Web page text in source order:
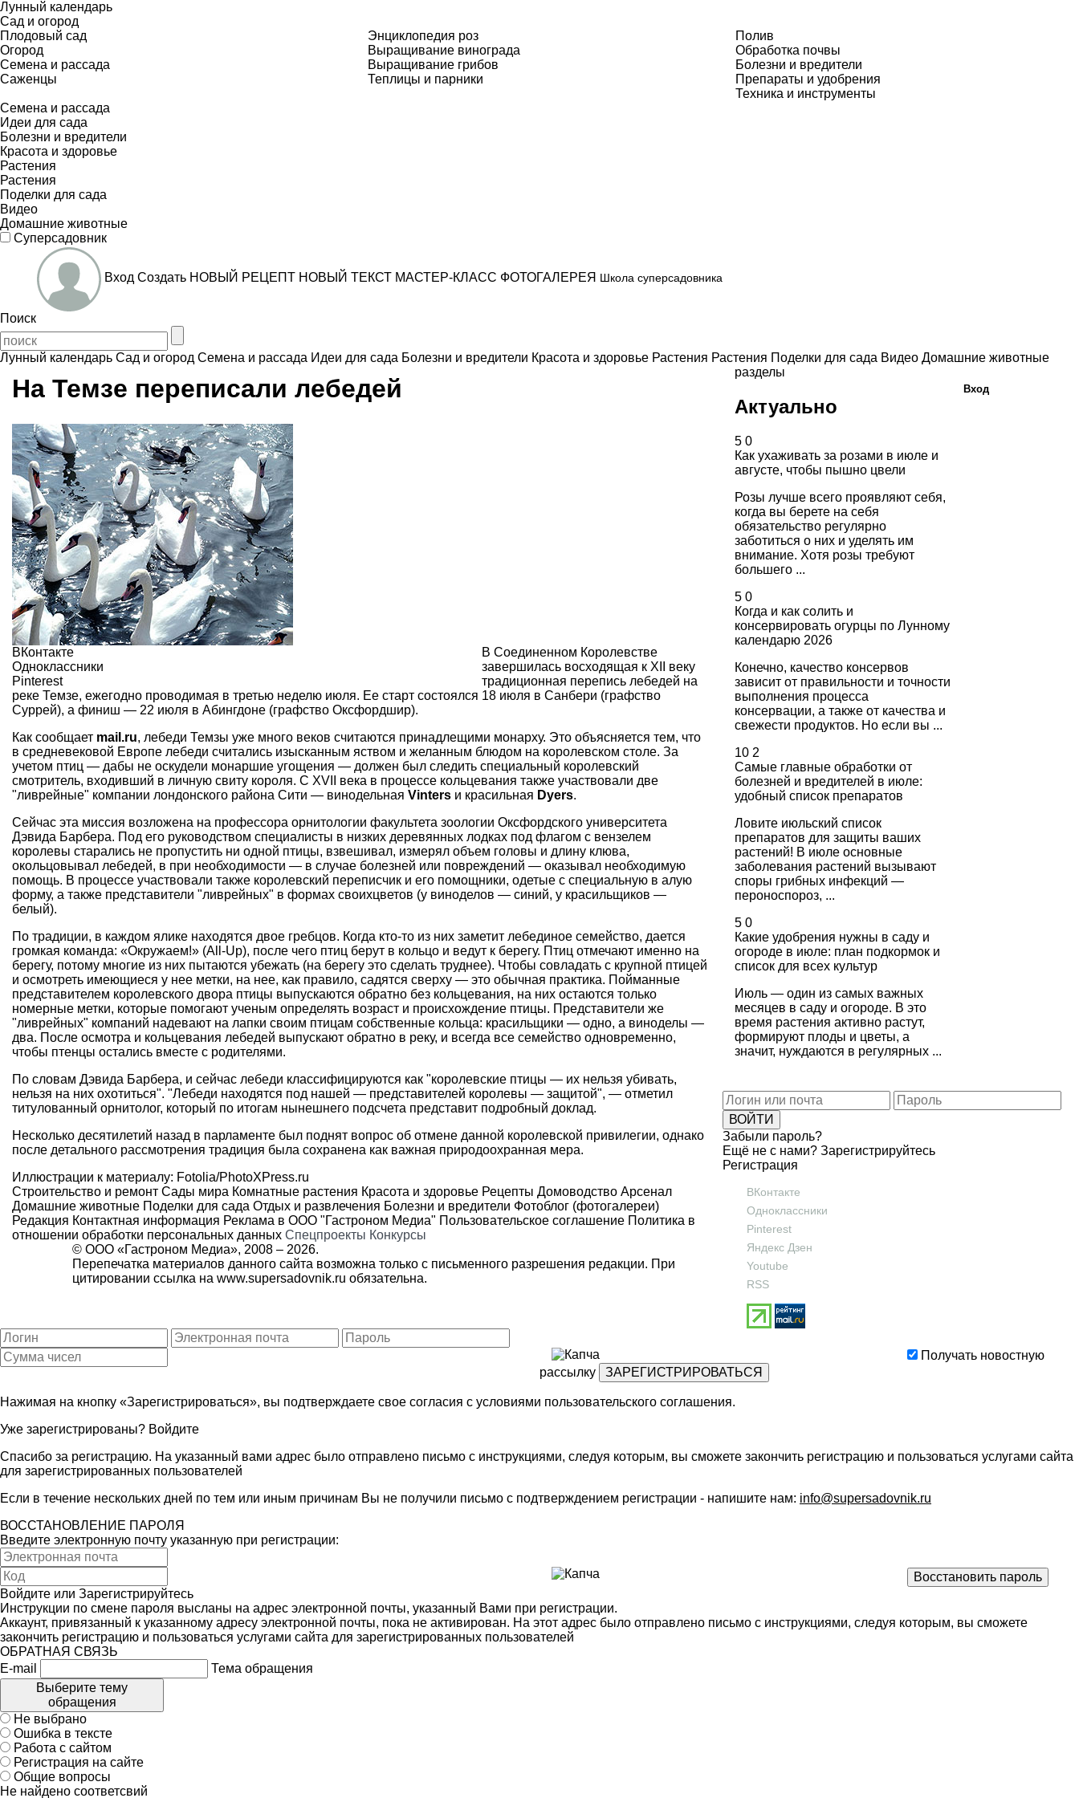
Лунный календарь
Сад и огород
Плодовый сад
Огород
Семена и рассада
Саженцы
Энциклопедия роз
Выращивание винограда
Выращивание грибов
Теплицы и парники
Полив
Обработка почвы
Болезни и вредители
Препараты и удобрения
Техника и инструменты
Семена и рассада
Идеи для сада
Болезни и вредители
Красота и здоровье
Растения
Растения
Поделки для сада
Видео
Домашние животные
Суперсадовник
Вход Создать НОВЫЙ РЕЦЕПТ НОВЫЙ ТЕКСТ МАСТЕР-КЛАСС ФОТОГАЛЕРЕЯ Школа суперсадовника
Поиск
Лунный календарь Сад и огород Семена и рассада Идеи для сада Болезни и вредители Красота и здоровье Растения Растения Поделки для сада Видео Домашние животные
На Темзе переписали лебедей
ВКонтакте
Одноклассники
Pinterest
В Соединенном Королевстве
завершилась восходящая к ХII веку
традиционная перепись лебедей на
реке Темзе, ежегодно проводимая в третью неделю июля. Ее старт состоялся 18 июля в Санбери (графство
Суррей), а финиш — 22 июля в Абингдоне (графство Оксфордшир).
Как сообщает mail.ru, лебеди Темзы уже много веков считаются принадлещими монарху. Это объясняется тем, что
в средневековой Европе лебеди считались изысканным яством и желанным блюдом на королевском столе. За
учетом птиц — дабы не оскудели монаршие угощения — должен был следить специальный королевский
смотритель, входивший в личную свиту короля. С XVII века в процессе кольцевания также участвовали две
"ливрейные" компании лондонского района Сити — винодельная Vinters и красильная Dyers.
Сейчас эта миссия возложена на профессора орнитологии факультета зоологии Оксфордского университета
Дэвида Барбера. Под его руководством специалисты в низких деревянных лодках под флагом с вензелем
королевы старались не пропустить ни одной птицы, взвешивал, измерял объем головы и длину клюва,
окольцовывал лебедей, в при необходимости — в случае болезней или повреждений — оказывал необходимую
помощь. В процессе участвовали также королевский переписчик и его помощники, одетые с специальную в алую
форму, а также представители "ливрейных" в формах своихцветов (у виноделов — синий, у красильщиков —
белый).
По традиции, в каждом ялике находятся двое гребцов. Когда кто-то из них заметит лебединое семейство, дается
громкая команда: «Окружаем!» (All-Up), после чего птиц берут в кольцо и ведут к берегу. Птиц отмечают именно на
берегу, потому многие из них пытаются убежать (на берегу это сделать труднее). Чтобы совладать с крупной птицей
и осмотреть имеющиеся у нее метки, на нее, как правило, садятся сверху — это обычная практика. Пойманные
представителем королевского двора птицы выпускаются обратно без кольцевания, на них остаются только
номерные метки, которые помогают ученым определять возраст и происхождение птицы. Представители же
"ливрейных" компаний надевают на лапки своим птицам собственные кольца: красильщики — одно, а виноделы —
два. После осмотра и кольцевания лебедей выпускают обратно в реку, и всегда все семейство одновременно,
чтобы птенцы остались вместе с родителями.
По словам Дэвида Барбера, и сейчас лебеди классифицируются как "королевские птицы — их нельзя убивать,
нельзя на них охотиться". "Лебеди находятся под нашей — представителей королевы — защитой", — отметил
титулованный орнитолог, который по итогам нынешнего подсчета представит подробный доклад.
Несколько десятилетий назад в парламенте был поднят вопрос об отмене данной королевской привилегии, однако
после детального рассмотрения традиция была сохранена как важная природоохранная мера.
Иллюстрации к материалу: Fotolia/PhotoXPress.ru
разделы
Актуально
5 0
Как ухаживать за розами в июле и
августе, чтобы пышно цвели
Розы лучше всего проявляют себя,
когда вы берете на себя
обязательство регулярно
заботиться о них и уделять им
внимание. Хотя розы требуют
большего ...
5 0
Когда и как солить и
консервировать огурцы по Лунному
календарю 2026
Конечно, качество консервов
зависит от правильности и точности
выполнения процесса
консервации, а также от качества и
свежести продуктов. Но если вы ...
10 2
Самые главные обработки от
болезней и вредителей в июле:
удобный список препаратов
Ловите июльский список
препаратов для защиты ваших
растений! В июле основные
заболевания растений вызывают
споры грибных инфекций —
пероноспороз, ...
5 0
Какие удобрения нужны в саду и
огороде в июле: план подкормок и
список для всех культур
Июль — один из самых важных
месяцев в саду и огороде. В это
время растения активно растут,
формируют плоды и цветы, а
значит, нуждаются в регулярных ...
Строительство и ремонт Сады мира Комнатные растения Красота и здоровье Рецепты Домоводство Арсенал
Домашние животные Поделки для сада Отдых и развлечения Болезни и вредители Фотоблог (фотогалереи)
Редакция Контактная информация Реклама в ООО "Гастроном Медиа" Пользовательское соглашение Политика в
отношении обработки персональных данных Спецпроекты Конкурсы
© ООО «Гастроном Медиа», 2008 – 2026.
Перепечатка материалов данного сайта возможна только с письменного разрешения редакции. При
цитировании ссылка на www.supersadovnik.ru обязательна.
ВКонтакте
Одноклассники
Pinterest
Яндекс Дзен
Youtube
RSS
Вход
Забыли пароль?
Ещё не с нами? Зарегистрируйтесь
Регистрация
Получать новостную
рассылку
Нажимая на кнопку «Зарегистрироваться», вы подтверждаете свое согласия с условиями пользовательского соглашения.
Уже зарегистрированы? Войдите
Спасибо за регистрацию. На указанный вами адрес было отправлено письмо с инструкциями, следуя которым, вы сможете закончить регистрацию и пользоваться услугами сайта
для зарегистрированных пользователей
Если в течение нескольких дней по тем или иным причинам Вы не получили письмо с подтверждением регистрации - напишите нам: info@supersadovnik.ru
ВОССТАНОВЛЕНИЕ ПАРОЛЯ
Введите электронную почту указанную при регистрации:
Войдите или Зарегистрируйтесь
Инструкции по смене пароля высланы на адрес электронной почты, указанный Вами при регистрации.
Аккаунт, привязанный к указанному адресу электронной почты, пока не активирован. На этот адрес было отправлено письмо с инструкциями, следуя которым, вы сможете
закончить регистрацию и пользоваться услугами сайта для зарегистрированных пользователей
ОБРАТНАЯ СВЯЗЬ
E-mail
Тема обращения
Выберите тему
обращения
Не выбрано
Ошибка в тексте
Работа с сайтом
Регистрация на сайте
Общие вопросы
Не найдено соответсвий